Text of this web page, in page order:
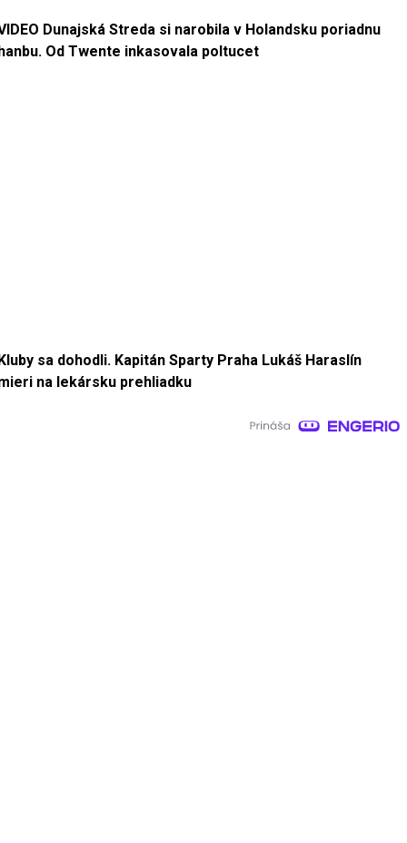
Dunajská Streda si narobila v Holandsku poriadnu
Od Twente inkasovala poltucet
sa dohodli. Kapitán Sparty Praha Lukáš Haraslín
na lekársku prehliadku